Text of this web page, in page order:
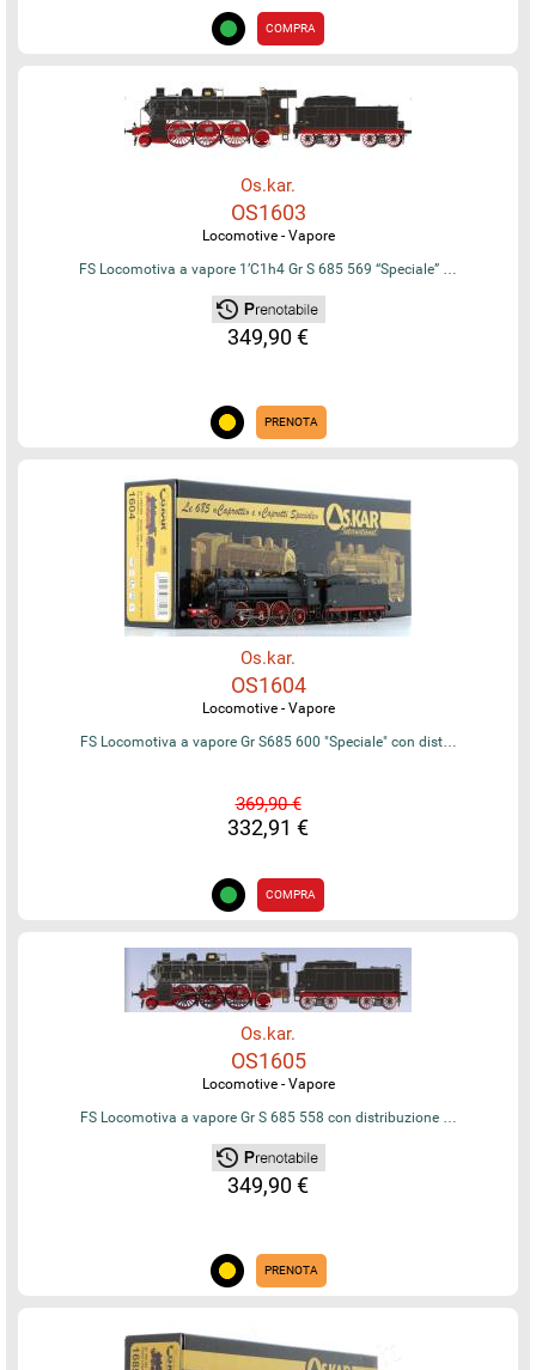
COMPRA
Os.kar.
OS1603
Locomotive - Vapore
FS Locomotiva a vapore 1’C1h4 Gr S 685 569 “Speciale” …
349,90 €
PRENOTA
Os.kar.
OS1604
Locomotive - Vapore
FS Locomotiva a vapore Gr S685 600 "Speciale" con dist…
369,90 €
332,91 €
COMPRA
Os.kar.
OS1605
Locomotive - Vapore
FS Locomotiva a vapore Gr S 685 558 con distribuzione …
349,90 €
PRENOTA